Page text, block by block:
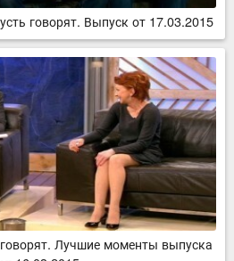
говорят. Выпуск от 17.03.2015
Лучшие моменты выпуска